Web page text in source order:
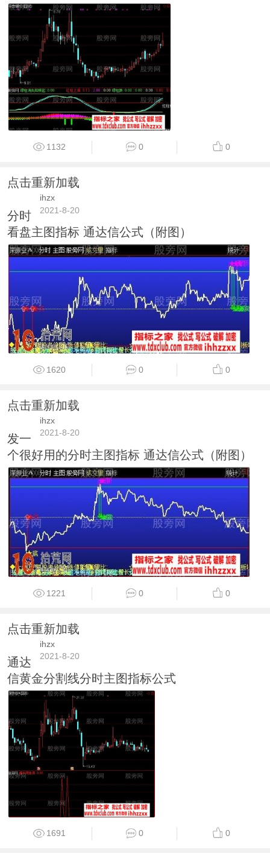
1132 0 0
点击重新加载
ihzx
2021-8-20
分时
看盘主图指标 通达信公式（附图）
1620 0 0
点击重新加载
ihzx
2021-8-20
发一
个很好用的分时主图指标 通达信公式（附图）
1221 0 0
点击重新加载
ihzx
2021-8-20
通达
信黄金分割线分时主图指标公式
1691 0 0